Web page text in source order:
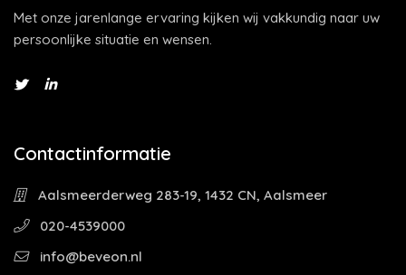
Met onze jarenlange ervaring kijken wij vakkundig naar uw
persoonlijke situatie en wensen.
Contactinformatie
Aalsmeerderweg 283-19, 1432 CN, Aalsmeer
020-4539000
info@beveon.nl